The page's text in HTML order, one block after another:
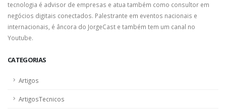
CATEGORIAS
Artigos
ArtigosTecnicos
tecnologia é advisor de empresas e atua também como consultor em
negócios digitais conectados. Palestrante em eventos nacionais e
internacionais, é âncora do JorgeCast e também tem um canal no
Youtube.